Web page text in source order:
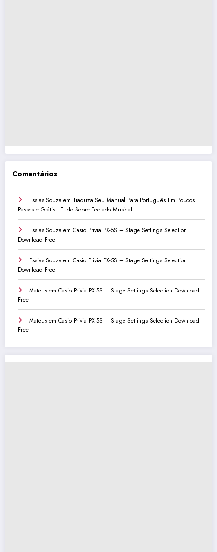
Comentários
Essias Souza em Traduza Seu Manual Para Português Em Poucos
Passos e Grátis | Tudo Sobre Teclado Musical
Essias Souza em Casio Privia PX-5S – Stage Settings Selection
Download Free
Essias Souza em Casio Privia PX-5S – Stage Settings Selection
Download Free
Mateus em Casio Privia PX-5S – Stage Settings Selection Download
Free
Mateus em Casio Privia PX-5S – Stage Settings Selection Download
Free